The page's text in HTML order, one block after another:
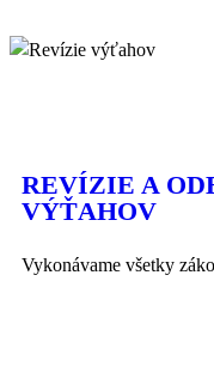
REVÍZIE A
VÝŤAHOV
Vykonávame všetky